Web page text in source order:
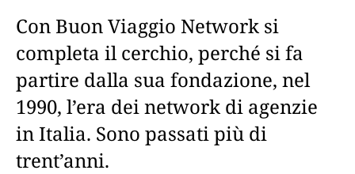
Con Buon Viaggio Network si
completa il cerchio, perché si fa
partire dalla sua fondazione, nel
1990, l’era dei network di agenzie
in Italia. Sono passati più di
trent’anni.